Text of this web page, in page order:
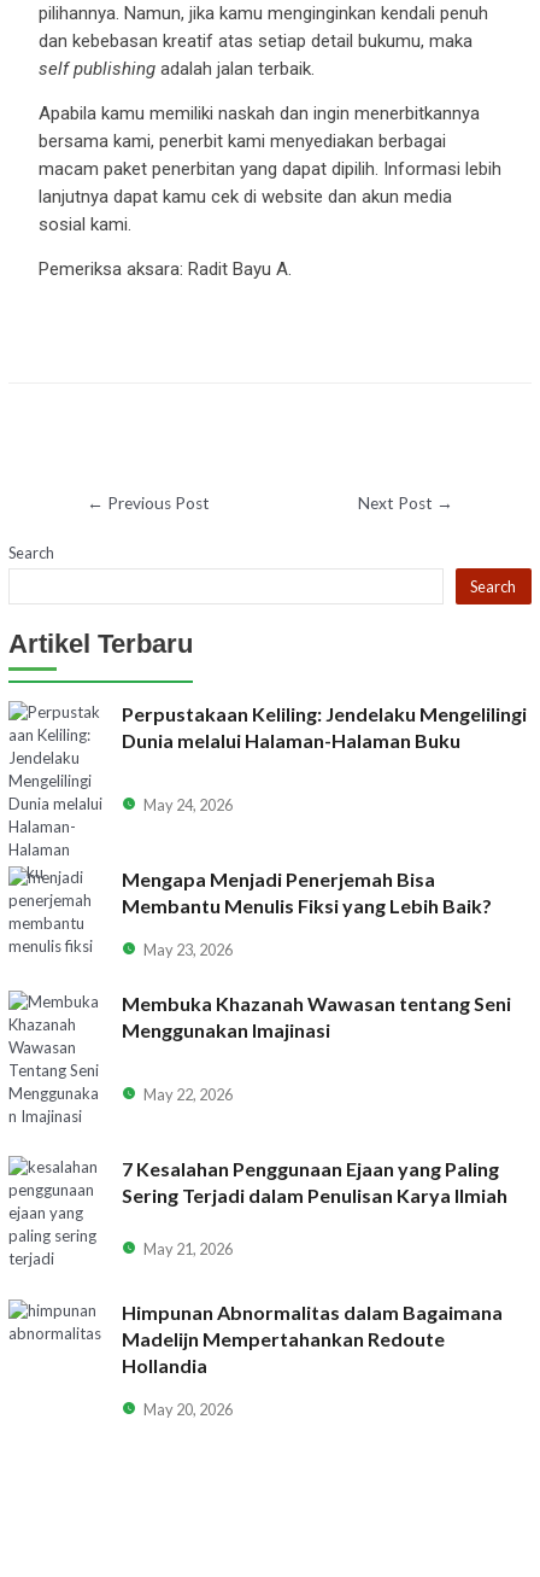
pilihannya. Namun, jika kamu menginginkan kendali penuh
dan kebebasan kreatif atas setiap detail bukumu, maka
self publishingadalah jalan terbaik.
Apabila kamu memiliki naskah dan ingin menerbitkannya
bersama kami, penerbit kami menyediakan berbagai
macam paket penerbitan yang dapat dipilih. Informasi lebih
lanjutnya dapat kamu cek di website dan akun media
sosial kami.
Pemeriksa aksara: Radit Bayu A.
← Previous Post Next Post →
Search
Search
Artikel Terbaru
Perpustakaan Keliling: Jendelaku Mengelilingi
Dunia melalui Halaman-Halaman Buku
May 24, 2026
Mengapa Menjadi Penerjemah Bisa
Membantu Menulis Fiksi yang Lebih Baik?
May 23, 2026
Membuka Khazanah Wawasan tentang Seni
Menggunakan Imajinasi
May 22, 2026
7 Kesalahan Penggunaan Ejaan yang Paling
Sering Terjadi dalam Penulisan Karya Ilmiah
May 21, 2026
Himpunan Abnormalitas dalam Bagaimana
Madelijn Mempertahankan Redoute
Hollandia
May 20, 2026